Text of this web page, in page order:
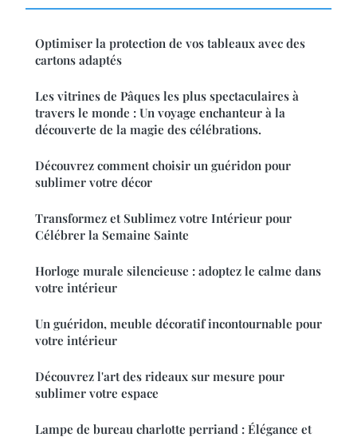
Optimiser la protection de vos tableaux avec des
cartons adaptés
Les vitrines de Pâques les plus spectaculaires à
travers le monde : Un voyage enchanteur à la
découverte de la magie des célébrations.
Découvrez comment choisir un guéridon pour
sublimer votre décor
Transformez et Sublimez votre Intérieur pour
Célébrer la Semaine Sainte
Horloge murale silencieuse : adoptez le calme dans
votre intérieur
Un guéridon, meuble décoratif incontournable pour
votre intérieur
Découvrez l'art des rideaux sur mesure pour
sublimer votre espace
Lampe de bureau charlotte perriand : Élégance et